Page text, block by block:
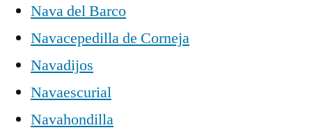
Nava del Barco
Navacepedilla de Corneja
Navadijos
Navaescurial
Navahondilla